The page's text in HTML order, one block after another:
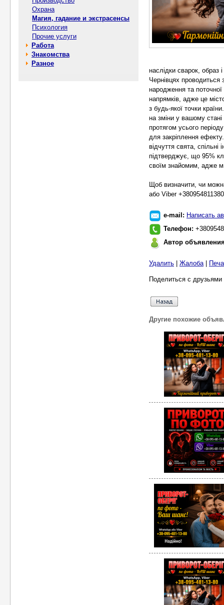
Охрана
Магия, гадание и экстрасенсы
Психология
Прочие услуги
Работа
Знакомства
Разное
наслідки сварок, образ
Чернівцях проводиться
народження та
напрямків, адже це
з будь-якої точки
на зміни у вашому
протягом усього
для закріплення
відчуття свята,
підтверджує, що 95%
своїм знайомим, адже
Щоб визначити, чи
або Viber +380954811380
e-mail: Написать
Телефон:
Автор
Удалить Жалоба|
Поделиться с
Другие похожие